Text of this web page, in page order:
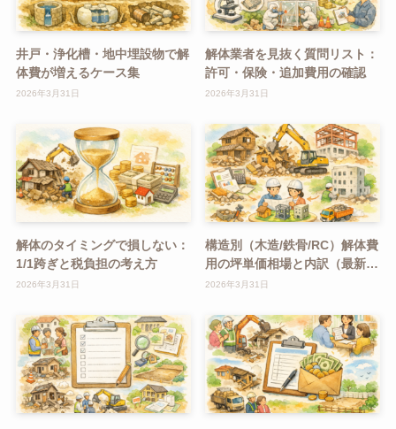
井戸・浄化槽・地中埋設物で解
体費が増えるケース集
2026年3月31日
解体業者を見抜く質問リスト：
許可・保険・追加費用の確認
2026年3月31日
解体のタイミングで損しない：
1/1跨ぎと税負担の考え方
2026年3月31日
構造別（木造/鉄骨/RC）解体費
用の坪単価相場と内訳（最新
版）
2026年3月31日